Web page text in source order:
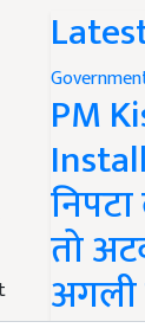
PM
तो
अगली